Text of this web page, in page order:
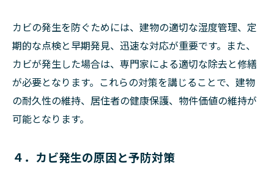
カビの発生を防ぐためには、建物の適切な湿度管理、定
期的な点検と早期発見、迅速な対応が重要です。また、
カビが発生した場合は、専門家による適切な除去と修繕
が必要となります。これらの対策を講じることで、建物
の耐久性の維持、居住者の健康保護、物件価値の維持が
可能となります。
４．カビ発生の原因と予防対策